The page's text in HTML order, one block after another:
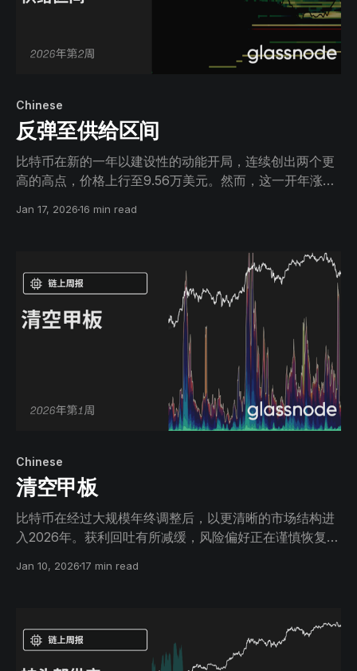
Chinese
反弹至供给区间
比特币在新的一年以建设性的动能开局，连续创出两个更
高的高点，价格上行至9.56万美元。然而，这一开年涨势
Jan 17, 202616 min read
Chinese
清空甲板
比特币在经过大规模年终调整后，以更清晰的市场结构进
入2026年。获利回吐有所减缓，风险偏好正在谨慎恢复，
上涨的可能性。
Jan 10, 202617 min read